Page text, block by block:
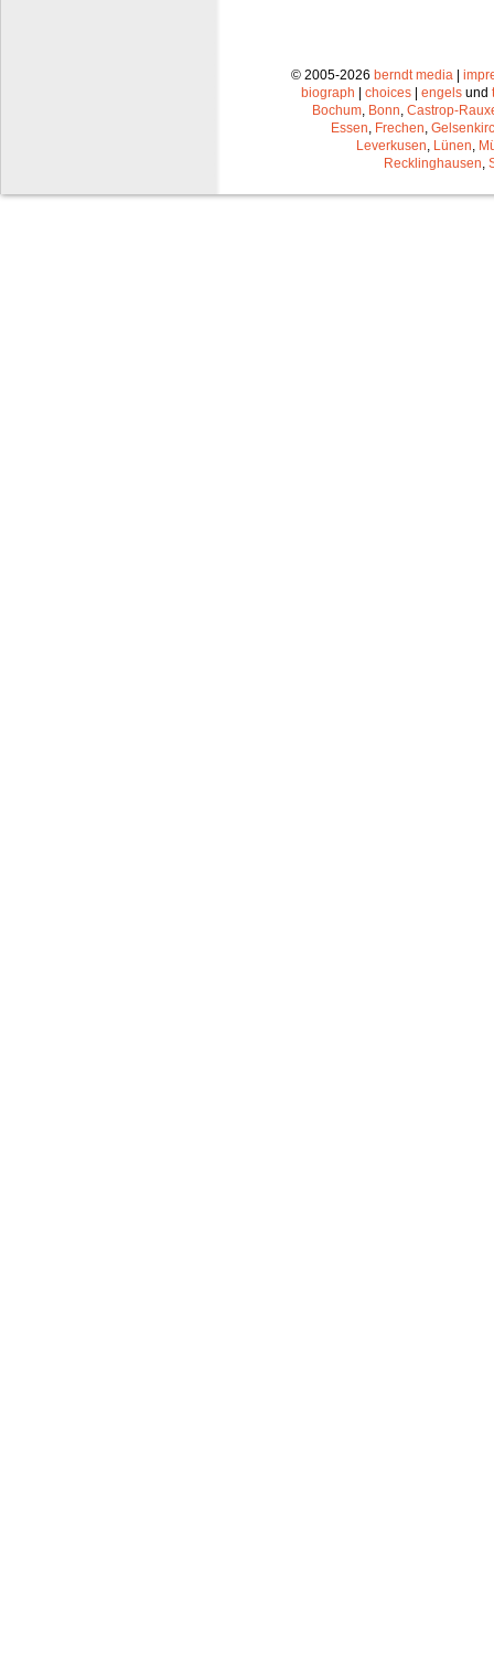
© 2005-2026 berndt media |
biograph | choices | engels und
Bochum Bonn Castrop-
Essen Frechen
Leverkusen Lünen
Recklinghausen